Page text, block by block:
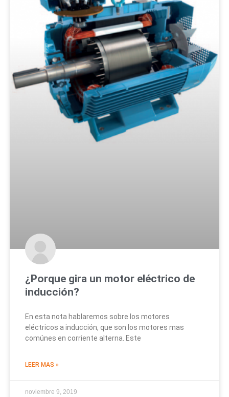
¿Porque gira un motor eléctrico de
inducción?
En esta nota hablaremos sobre los motores
eléctricos a inducción, que son los motores mas
comúnes en corriente alterna. Este
LEER MAS »
noviembre 9, 2019